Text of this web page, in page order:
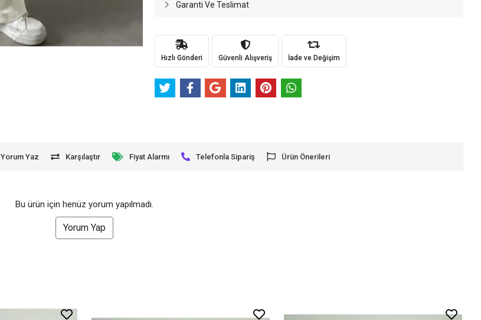
Garanti Ve Teslimat
Hızlı Gönderi Güvenli Alışveriş İade ve Değişim
Yorum Yaz Karşılaştır Fiyat Alarmı Telefonla Sipariş Ürün Önerileri
Bu ürün için henüz yorum yapılmadı.
Yorum Yap